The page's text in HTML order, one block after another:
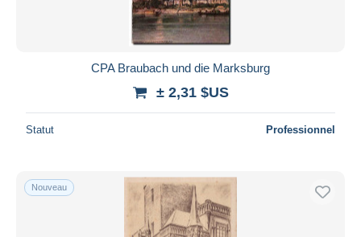
CPA Braubach und die Marksburg
± 2,31 $US
Statut Professionnel
Nouveau